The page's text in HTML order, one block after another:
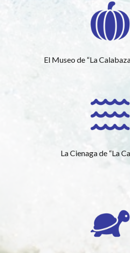
El Museo de “La
La Cienaga de “La